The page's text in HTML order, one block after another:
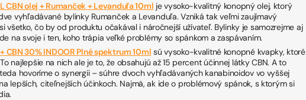
CBN olej + Rumanček + Levanduľa 10ml je vysoko-kvalitný konopný olej, ktorý
vyhľadávané bylinky Rumanček a Levanduľa. Vzniká tak veľmi zaujímavý
všetko, čo by od produktu očakával i náročnejší užívateľ. Bylinky je samozrejme aj
na svoje i ten, koho trápia veľké problémy so spánkom a zaspávaním.
CBN 30% INDOOR Plné spektrum 10ml sú vysoko-kvalitné konopné kvapky, ktoré
najlepšie na nich ale je to, že obsahujú až 15 percent účinnej látky CBN. A to
hovoríme o synergii – súhre dvoch vyhľadávaných kanabinoidov vo vyššej
lepších, citeľnejších účinkoch. Najmä, ak ide o problémový spánok, s ktorým si